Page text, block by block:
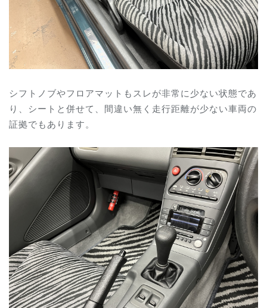
シフトノブやフロアマットもスレが非常に少ない状態であ
り、シートと併せて、間違い無く走行距離が少ない車両の
証拠でもあります。